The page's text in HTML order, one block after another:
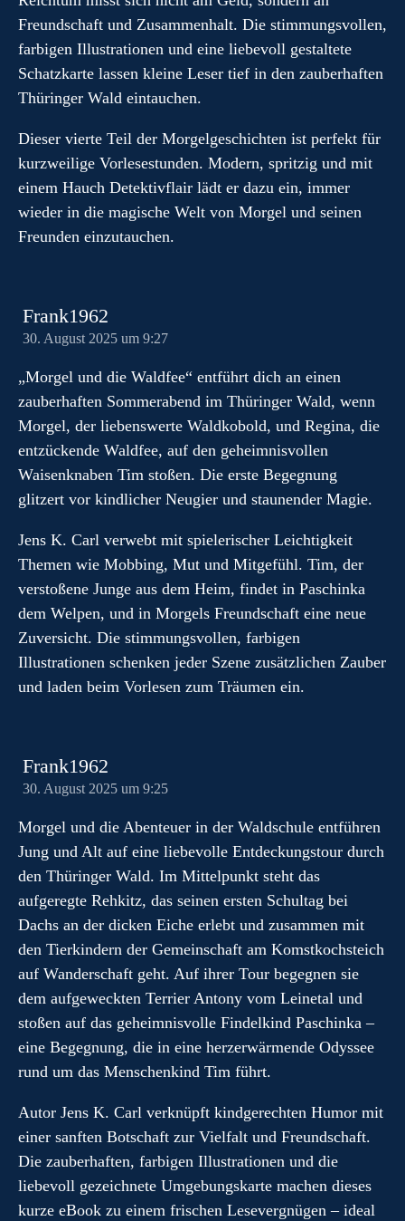
Freundschaft und Zusammenhalt. Die stimmungsvollen,
farbigen Illustrationen und eine liebevoll gestaltete
Schatzkarte lassen kleine Leser tief in den zauberhaften
Thüringer Wald eintauchen.
Dieser vierte Teil der Morgelgeschichten ist perfekt für
kurzweilige Vorlesestunden. Modern, spritzig und mit
einem Hauch Detektivflair lädt er dazu ein, immer
wieder in die magische Welt von Morgel und seinen
Freunden einzutauchen.
Frank1962
30. August 2025 um 9:27
„Morgel und die Waldfee“ entführt dich an einen
zauberhaften Sommerabend im Thüringer Wald, wenn
Morgel, der liebenswerte Waldkobold, und Regina, die
entzückende Waldfee, auf den geheimnisvollen
Waisenknaben Tim stoßen. Die erste Begegnung
glitzert vor kindlicher Neugier und staunender Magie.
Jens K. Carl verwebt mit spielerischer Leichtigkeit
Themen wie Mobbing, Mut und Mitgefühl. Tim, der
verstoßene Junge aus dem Heim, findet in Paschinka
dem Welpen, und in Morgels Freundschaft eine neue
Zuversicht. Die stimmungsvollen, farbigen
Illustrationen schenken jeder Szene zusätzlichen Zauber
und laden beim Vorlesen zum Träumen ein.
Frank1962
30. August 2025 um 9:25
Morgel und die Abenteuer in der Waldschule entführen
Jung und Alt auf eine liebevolle Entdeckungstour durch
den Thüringer Wald. Im Mittelpunkt steht das
aufgeregte Rehkitz, das seinen ersten Schultag bei
Dachs an der dicken Eiche erlebt und zusammen mit
den Tierkindern der Gemeinschaft am Komstkochsteich
auf Wanderschaft geht. Auf ihrer Tour begegnen sie
dem aufgeweckten Terrier Antony vom Leinetal und
stoßen auf das geheimnisvolle Findelkind Paschinka –
eine Begegnung, die in eine herzerwärmende Odyssee
rund um das Menschenkind Tim führt.
Autor Jens K. Carl verknüpft kindgerechten Humor mit
einer sanften Botschaft zur Vielfalt und Freundschaft.
Die zauberhaften, farbigen Illustrationen und die
liebevoll gezeichnete Umgebungskarte machen dieses
kurze eBook zu einem frischen Lesevergnügen – ideal